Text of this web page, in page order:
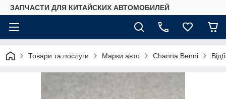
ЗАПЧАСТИ ДЛЯ КИТАЙСКИХ АВТОМОБИЛЕЙ
Товари та послуги Марки авто Сhannа Benni